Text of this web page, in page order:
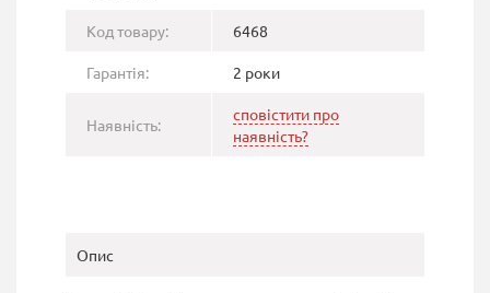
Код товару: 6468
Гарантія: 2 роки
Наявність:
сповістити про
наявність?
Опис